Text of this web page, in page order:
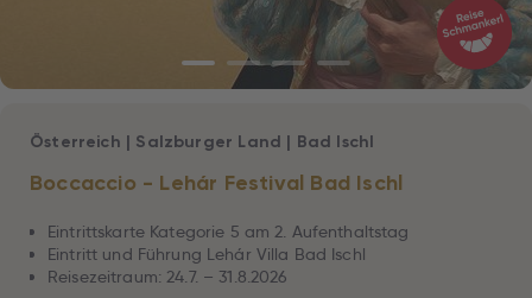
Boccaccio - Lehár Festival Bad Ischl
Österreich | Salzburger Land | Bad Ischl
Eintrittskarte Kategorie 5 am 2. Aufenthaltstag
Eintritt und Führung Lehár Villa Bad Ischl
Reisezeitraum: 24.7. – 31.8.2026